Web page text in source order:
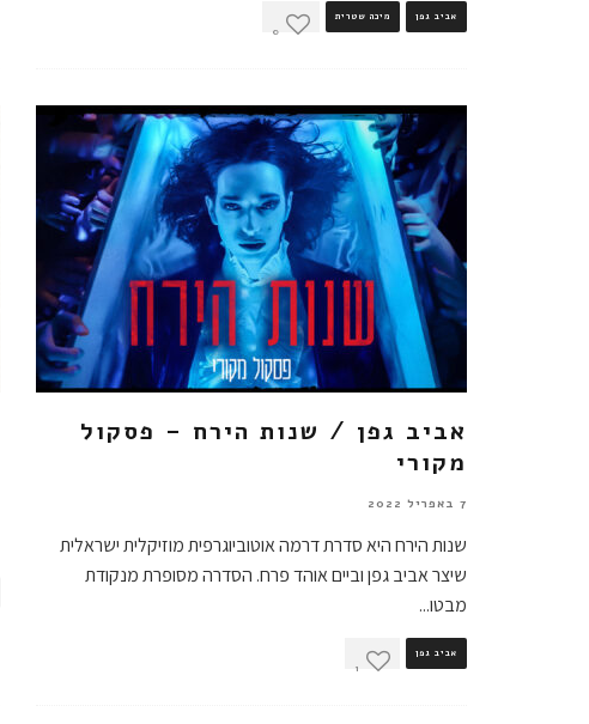
אביב גפן מיכה שטרית
0
אביב גפן / שנות הירח – פסקול
מקורי
7 באפריל 2022
שנות הירח היא סדרת דרמה אוטוביוגרפית מוזיקלית ישראלית
שיצר אביב גפן וביים אוהד פרח. הסדרה מסופרת מנקודת
מבטו...
אביב גפן
1